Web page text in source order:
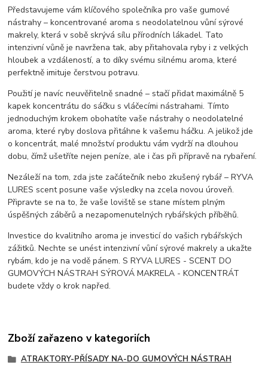
Představujeme vám klíčového společníka pro vaše gumové
nástrahy – koncentrované aroma s neodolatelnou vůní sýrové
makrely, která v sobě skrývá sílu přírodních lákadel. Tato
intenzivní vůně je navržena tak, aby přitahovala ryby i z velkých
hloubek a vzdáleností, a to díky svému silnému aroma, které
perfektně imituje čerstvou potravu.
Použití je navíc neuvěřitelně snadné – stačí přidat maximálně 5
kapek koncentrátu do sáčku s vláčecími nástrahami. Tímto
jednoduchým krokem obohatíte vaše nástrahy o neodolatelné
aroma, které ryby doslova přitáhne k vašemu háčku. A jelikož jde
o koncentrát, malé množství produktu vám vydrží na dlouhou
dobu, čímž ušetříte nejen peníze, ale i čas při přípravě na rybaření.
Nezáleží na tom, zda jste začátečník nebo zkušený rybář – RYVA
LURES scent posune vaše výsledky na zcela novou úroveň.
Připravte se na to, že vaše loviště se stane místem plným
úspěšných záběrů a nezapomenutelných rybářských příběhů.
Investice do kvalitního aroma je investicí do vašich rybářských
zážitků. Nechte se unést intenzivní vůní sýrové makrely a ukažte
rybám, kdo je na vodě pánem. S RYVA LURES - SCENT DO
GUMOVÝCH NÁSTRAH SÝROVÁ MAKRELA - KONCENTRÁT
budete vždy o krok napřed.
Zboží zařazeno v kategoriích
ATRAKTORY-PŘÍSADY NA-DO GUMOVÝCH NÁSTRAH